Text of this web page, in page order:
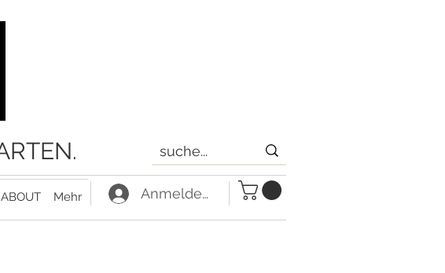
ABOUT Mehr Anmelden